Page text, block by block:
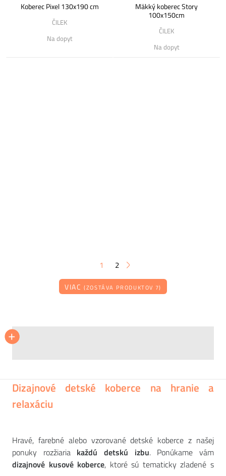
Koberec Pixel 130x190 cm
ČILEK
Na dopyt
Mäkký koberec Story
100x150cm
ČILEK
Na dopyt
1 2
VIAC(ZOSTÁVA PRODUKTOV 7)
+
+
Dizajnové detské koberce na hranie a
relaxáciu
Hravé, farebné alebo vzorované detské koberce z našej
ponuky rozžiaria každú detskú izbu. Ponúkame vám
dizajnové kusové koberce, ktoré sú tematicky zladené s